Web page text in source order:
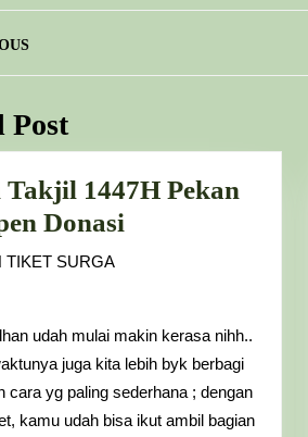
Post
1447H Pekan
Donasi
Baru
Open
Donasi
TIKET SURGA
udah mulai makin kerasa nihh..
juga kita lebih byk berbagi
cara yg paling sederhana ; dengan
kamu udah bisa ikut ambil bagian